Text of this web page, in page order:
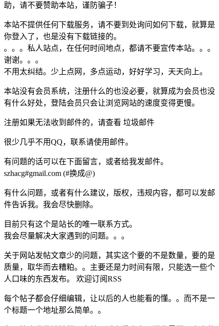
助，请不要赞助本站，谨防骗子！
本站不提供任何下载服务，请不要到处询问如何下载，就算是
你登入了，也是没有下载链接的。
。。。私人站点，在任何时间地点，都请不要宣传本站。。。
谢谢。。。
不用太纠结。少上点网，多点运动，好好学习，天天向上。
本站没有会员系统，注册什么的也没必要，就算成为会员也没
有什么好处，登陆会员只会让浏览网站的速度变得更慢。
注册如果无法收到邮件的，请查看 垃圾邮件
很少几乎不用QQ，联系请使用邮件。
有问题的话可以在下面留言，或者给我发邮件。
szhacg#gmail.com (#换成@)
有什么问题，或者有什么建议，版权，违规内容，都可以发邮
件告诉我。我会尽快删除。
目前只有这个是站长的唯一联系方式。
我会尽量解决大家遇到的问题。。。
关于网站发帖文章少的问题，其实这个要的不是数量，要的是
质量，取华而去糟粕。。主要还是力时间有限，只能选一些个
人口味的东西发布。 欢迎订阅RSS
每个帖子都会仔细编辑，让以后的人也能看的懂。。而不是一
个标题一个地址那么简单。。